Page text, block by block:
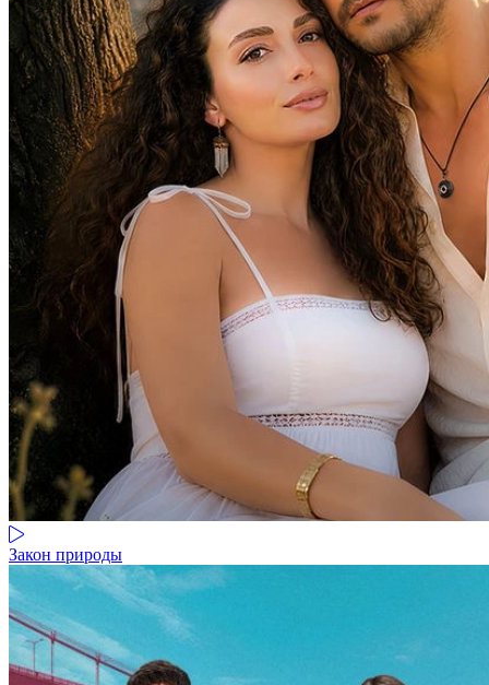
Закон природы